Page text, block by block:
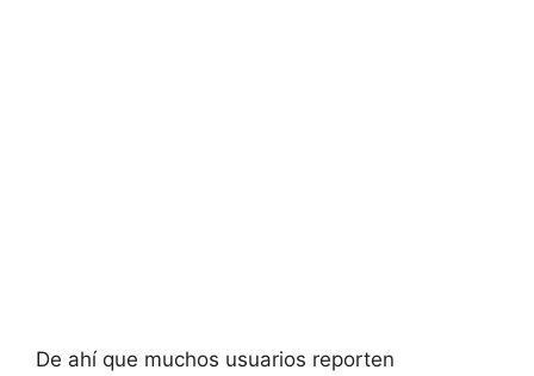
De ahí que muchos usuarios reporten